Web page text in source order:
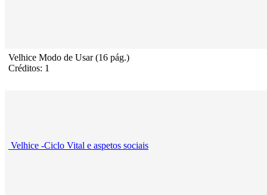
Velhice Modo de Usar (16 pág.)
Créditos: 1
Velhice -Ciclo Vital e aspetos sociais